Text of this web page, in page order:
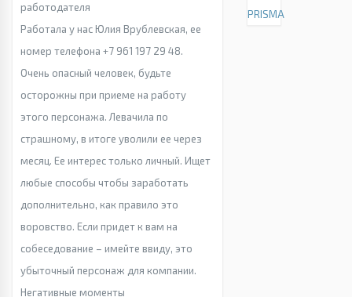
работодателя
Работала у нас Юлия Врублевская, ее
номер телефона +7 961 197 29 48.
Очень опасный человек, будьте
осторожны при приеме на работу
этого персонажа. Левачила по
страшному, в итоге уволили ее через
месяц. Ее интерес только личный. Ищет
любые способы чтобы заработать
дополнительно, как правило это
воровство. Если придет к вам на
собеседование – имейте ввиду, это
убыточный персонаж для компании.
Негативные моменты
PRISMA